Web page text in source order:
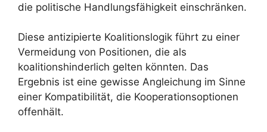
die politische Handlungsfähigkeit einschränken.
Diese antizipierte Koalitionslogik führt zu einer
Vermeidung von Positionen, die als
koalitionshinderlich gelten könnten. Das
Ergebnis ist eine gewisse Angleichung im Sinne
einer Kompatibilität, die Kooperationsoptionen
offenhält.